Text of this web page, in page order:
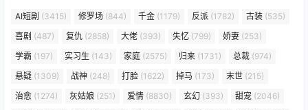
AI短剧 (3415) 修罗场 (844) 千金 (1179) 反派 (1782) 古装 (535)
喜剧 (487) 复仇 (2858) 大佬 (393) 失忆 (799) 娇妻 (253)
学霸 (197) 实习生 (143) 家庭 (2575) 归来 (1731) 总裁 (974)
悬疑 (1309) 战神 (248) 打脸 (1622) 掉马 (173) 末世 (215)
治愈 (1274) 灰姑娘 (251) 爱情 (8830) 玄幻 (393) 甜宠 (2046)